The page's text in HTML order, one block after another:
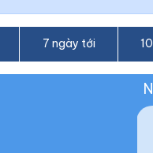
7 ngày tới